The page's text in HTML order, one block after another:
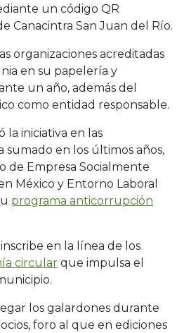
un código QR
Canacintra San Juan del Río.
organizaciones acreditadas
en su papelería y
un año, además del
como entidad responsable.
la iniciativa en las
sumado en los últimos años,
de Empresa Socialmente
México y Entorno Laboral
programa anticorrupción
en la línea de los
circular que impulsa el
los galardones durante
foro al que en ediciones